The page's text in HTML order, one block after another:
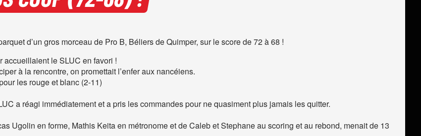
d’un gros morceau de Pro B, Béliers de Quimper, sur le score de 72 à 68 !
le SLUC en favori !
à la rencontre, on promettait l’enfer aux nancéiens.
les rouge et blanc (2-11)
a réagi immédiatement et a pris les commandes pour ne quasiment plus jamais les quitter.
Ugolin en forme, Mathis Keita en métronome et de Caleb et Stephane au scoring et au rebond, menait de 13